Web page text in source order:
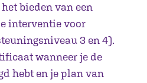
bieden van een
interventie voor
3 en 4).
wanneer je de
hebt en je plan van